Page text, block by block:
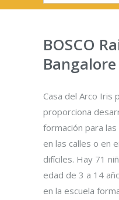
BOSCO
Bangalore
Casa del Arco Iris
proporciona
formación para
en las calles o en
difíciles. Hay 71
edad de 3 a 14
en la escuela